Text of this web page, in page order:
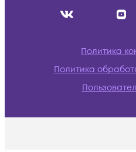
Политика
Политика